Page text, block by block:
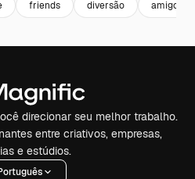
friends diversão amigos
direcionar seu melhor trabalho.
entre criativos, empresas,
e estúdios.